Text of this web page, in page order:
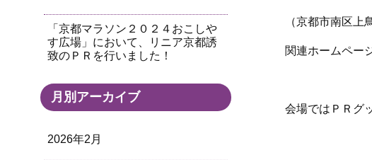
「京都マラソン２０２４おこしや
す広場」において、リニア京都誘
致のＰＲを行いました！
月別アーカイブ
2026年2月
（京都市南区上
関連ホームペー
会場ではＰＲグ